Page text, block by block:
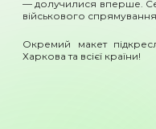
— долучилися вперше.
військового
Окремий макет
Харкова та всієї країни!